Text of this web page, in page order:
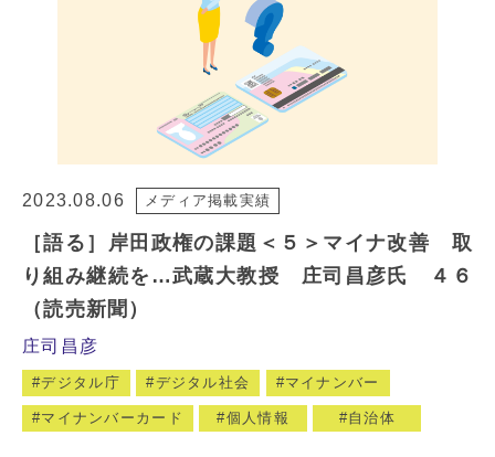
2023.08.06 メディア掲載実績
［語る］岸田政権の課題＜５＞マイナ改善 取
り組み継続を…武蔵大教授 庄司昌彦氏 ４６
（読売新聞）
庄司昌彦
デジタル庁 デジタル社会 マイナンバー
マイナンバーカード 個人情報 自治体